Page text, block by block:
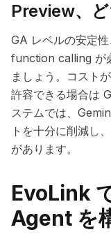
Preview、
GA レベルの安定
function calling が
ましょう。コスト
許容できる場合は
ステムでは、
トを十分に削減し
があります。
EvoLink
Agent を